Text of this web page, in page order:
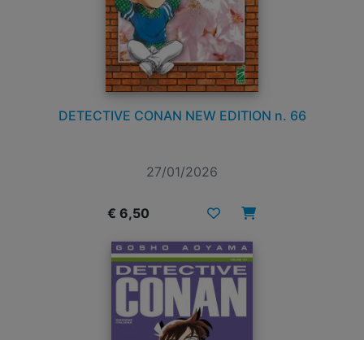
DETECTIVE CONAN NEW EDITION n. 66
27/01/2026
€ 6,50